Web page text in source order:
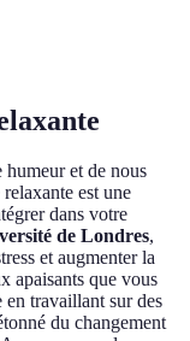
et de nous
est une
dans votre
de Londres,
et augmenter la
apaisants que vous
en travaillant sur des
du changement